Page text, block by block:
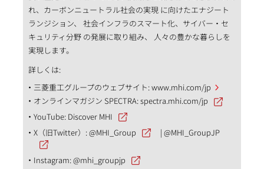
れ、カーボンニュートラル社会の実現 に向けたエナジート
ランジション、 社会インフラのスマート化、サイバー・セ
キュリティ分野 の発展に取り組み、 人々の豊かな暮らしを
実現します。
詳しくは:
三菱重工グループのウェブサイト:www.mhi.com/jp
オンラインマガジン SPECTRA:spectra.mhi.com/jp
YouTube: Discover MHI
X（旧Twitter）:@MHI_Group |@MHI_GroupJP
Instagram:@mhi_groupjp